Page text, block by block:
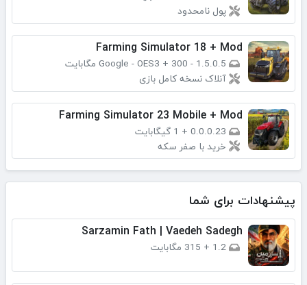
پول نامحدود
Farming Simulator 18 + Mod
1.5.0.5 - Google - OES3
+ 300 مگابایت
آنلاک نسخه کامل بازی
Farming Simulator 23 Mobile + Mod
0.0.0.23
+ 1 گیگابایت
خرید با صفر سکه
پیشنهادات برای شما
Sarzamin Fath | Vaedeh Sadegh
1.2
+ 315 مگابایت